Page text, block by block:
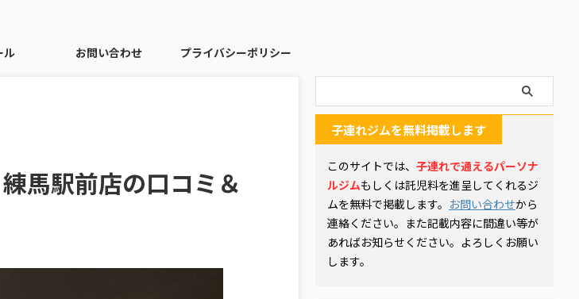
ル お問い合わせ プライバシーポリシー
馬駅前店の口コミ＆
子連れジムを無料掲載します
このサイトでは、 子連れで通えるパーソナ
ルジムもしくは託児料を進呈してくれるジ
ムを無料で掲載します。 お問い合わせから
連絡ください。また記載内容に間違い等が
あればお知らせください。よろしくお願い
します。